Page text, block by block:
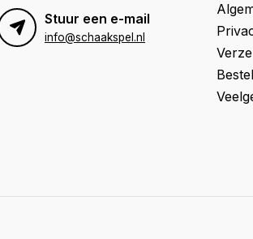
Stuur een e-mail
info@schaakspel.nl